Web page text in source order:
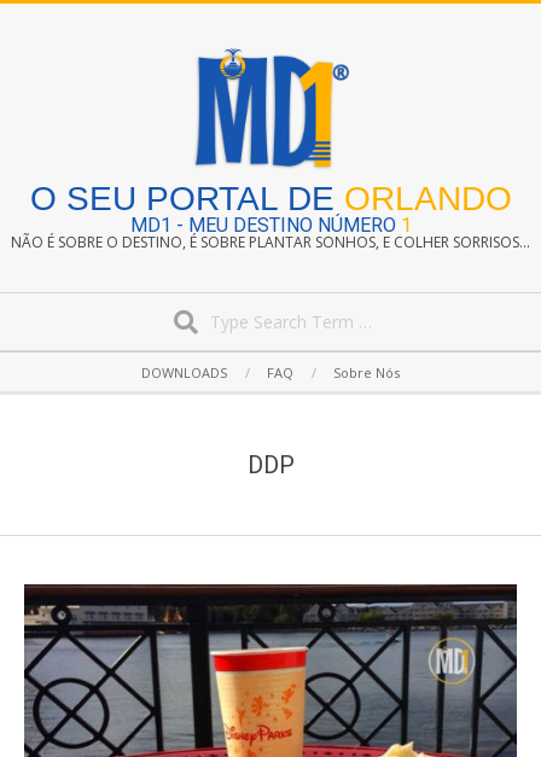
O SEU PORTAL DE ORLANDO
MD1 - MEU DESTINO NÚMERO 1
NÃO É SOBRE O DESTINO, É SOBRE PLANTAR SONHOS, E COLHER SORRISOS...
Navigation
DOWNLOADS FAQ Sobre Nós
DDP